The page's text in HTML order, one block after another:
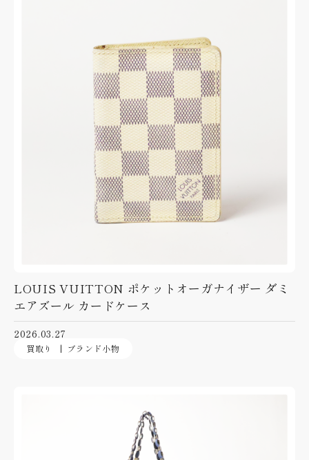
LOUIS VUITTON ポケットオーガナイザー ダミ
エアズール カードケース
2026.03.27
買取り ブランド小物